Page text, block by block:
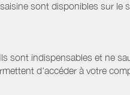
sont disponibles sur le
sont indispensables et ne
d'accéder à votre